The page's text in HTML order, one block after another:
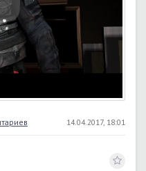
14.04.2017, 18:01